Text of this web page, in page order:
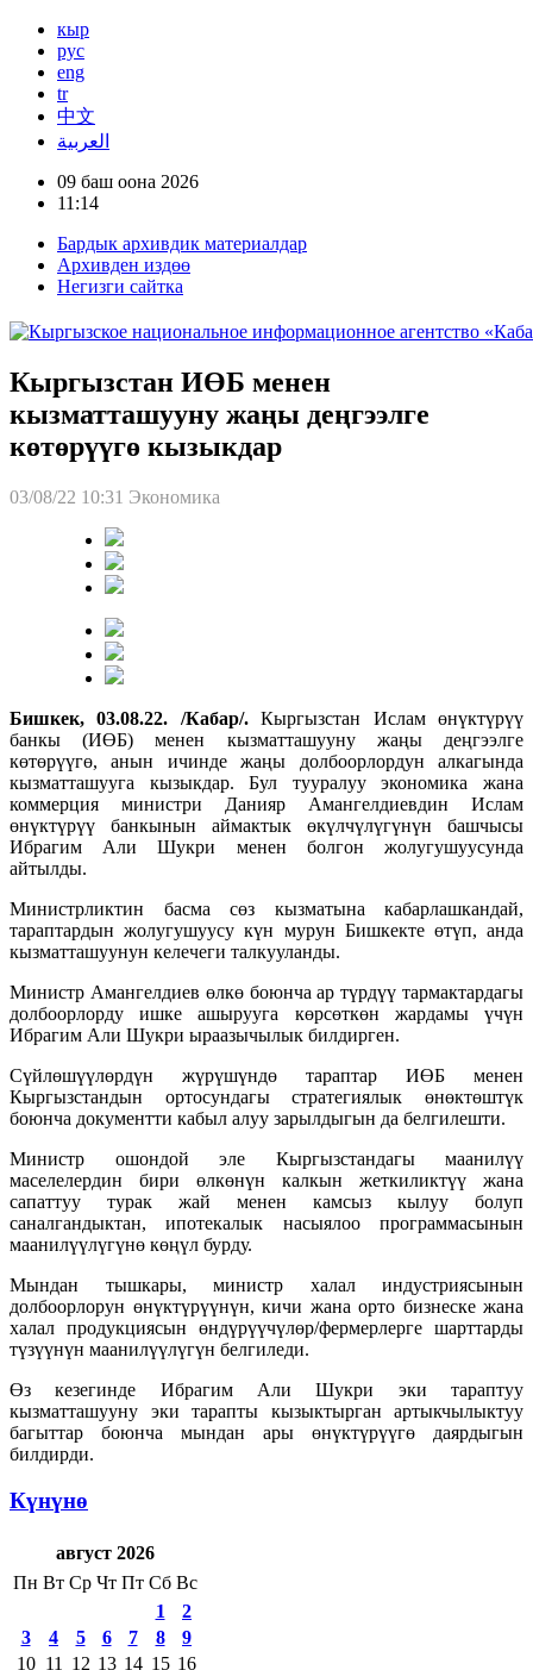
кыр
рус
eng
tr
中文
العربية
09 баш оона 2026
11:14
Бардык архивдик материалдар
Архивден издөө
Негизги сайтка
Кыргызстан ИӨБ менен
кызматташууну жаңы деңгээлге
көтөрүүгө кызыкдар
03/08/22 10:31 Экономика
Бишкек, 03.08.22. /Кабар/.Кыргызстан Ислам өнүктүрүү
банкы (ИӨБ) менен кызматташууну жаңы деңгээлге
көтөрүүгө, анын ичинде жаңы долбоорлордун алкагында
кызматташууга кызыкдар. Бул тууралуу экономика жана
коммерция министри Данияр Амангелдиевдин Ислам
өнүктүрүү банкынын аймактык өкүлчүлүгүнүн башчысы
Ибрагим Али Шукри менен болгон жолугушуусунда
айтылды.
Министрликтин басма сөз кызматына кабарлашкандай,
тараптардын жолугушуусу күн мурун Бишкекте өтүп, анда
кызматташуунун келечеги талкууланды.
Министр Амангелдиев өлкө боюнча ар түрдүү тармактардагы
долбоорлорду ишке ашырууга көрсөткөн жардамы үчүн
Ибрагим Али Шукри ыраазычылык билдирген.
Сүйлөшүүлөрдүн жүрүшүндө тараптар ИӨБ менен
Кыргызстандын ортосундагы стратегиялык өнөктөштүк
боюнча документти кабыл алуу зарылдыгын да белгилешти.
Министр ошондой эле Кыргызстандагы маанилүү
маселелердин бири өлкөнүн калкын жеткиликтүү жана
сапаттуу турак жай менен камсыз кылуу болуп
саналгандыктан, ипотекалык насыялоо программасынын
маанилүүлүгүнө көңүл бурду.
Мындан тышкары, министр халал индустриясынын
долбоорлорун өнүктүрүүнүн, кичи жана орто бизнеске жана
халал продукциясын өндүрүүчүлөр/фермерлерге шарттарды
түзүүнүн маанилүүлүгүн белгиледи.
Өз кезегинде Ибрагим Али Шукри эки тараптуу
кызматташууну эки тарапты кызыктырган артыкчылыктуу
багыттар боюнча мындан ары өнүктүрүүгө даярдыгын
билдирди.
Күнүнө
август 2026
Пн Вт Ср Чт Пт Сб Вс
1
2
3
4 5 6 7 8
9
10 11 12 13 14 15 16